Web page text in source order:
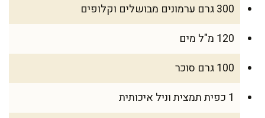
300 גרם ערמונים מבושלים וקלופים
120 מ"ל מים
100 גרם סוכר
1 כפית תמצית וניל איכותית